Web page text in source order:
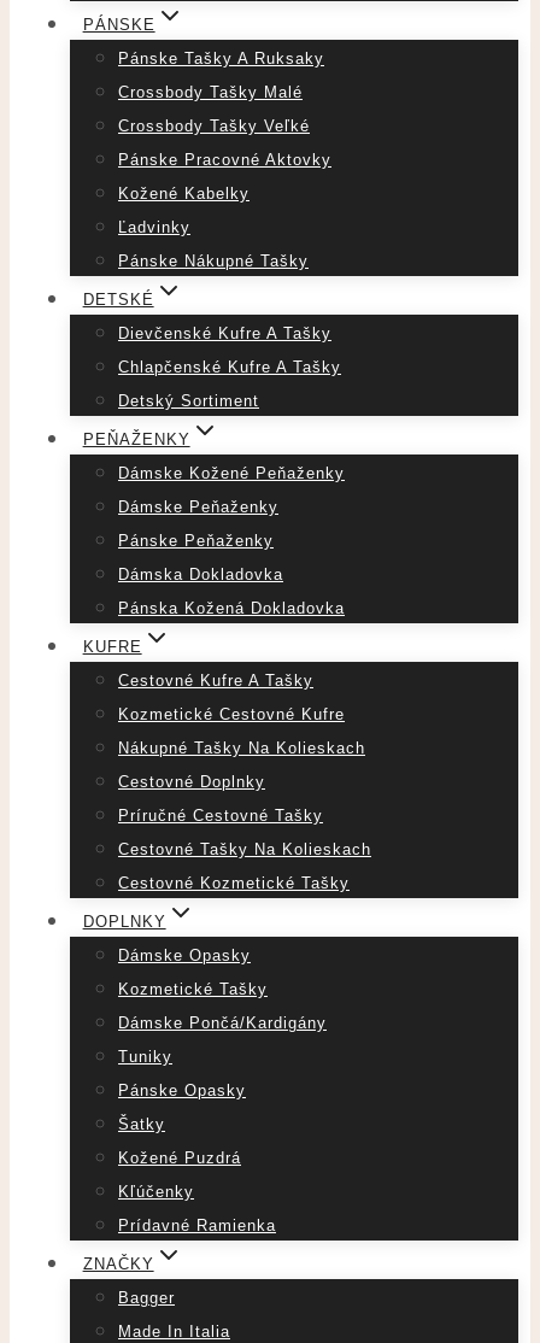
PÁNSKE
Pánske Tašky A Ruksaky
Crossbody Tašky Malé
Crossbody Tašky Veľké
Pánske Pracovné Aktovky
Kožené Kabelky
Ľadvinky
Pánske Nákupné Tašky
DETSKÉ
Dievčenské Kufre A Tašky
Chlapčenské Kufre A Tašky
Detský Sortiment
PEŇAŽENKY
Dámske Kožené Peňaženky
Dámske Peňaženky
Pánske Peňaženky
Dámska Dokladovka
Pánska Kožená Dokladovka
KUFRE
Cestovné Kufre A Tašky
Kozmetické Cestovné Kufre
Nákupné Tašky Na Kolieskach
Cestovné Doplnky
Príručné Cestovné Tašky
Cestovné Tašky Na Kolieskach
Cestovné Kozmetické Tašky
DOPLNKY
Dámske Opasky
Kozmetické Tašky
Dámske Pončá/Kardigány
Tuniky
Pánske Opasky
Šatky
Kožené Puzdrá
Kľúčenky
Prídavné Ramienka
ZNAČKY
Bagger
Made In Italia